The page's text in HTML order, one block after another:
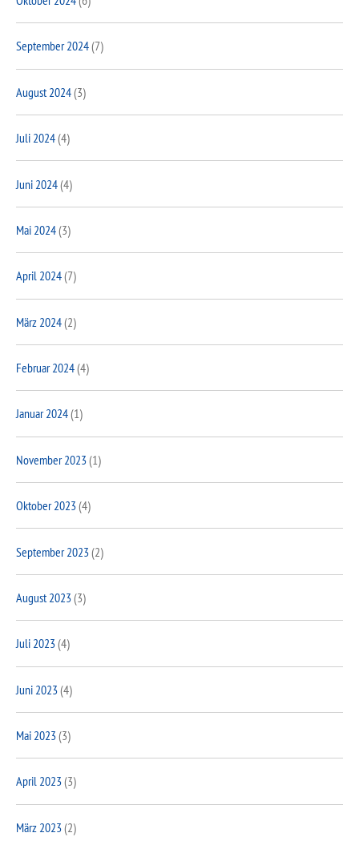
September 2024(7)
August 2024(3)
Juli 2024(4)
Juni 2024(4)
Mai 2024(3)
April 2024(7)
März 2024(2)
Februar 2024(4)
Januar 2024(1)
November 2023(1)
Oktober 2023(4)
September 2023(2)
August 2023(3)
Juli 2023(4)
Juni 2023(4)
Mai 2023(3)
April 2023(3)
März 2023(2)